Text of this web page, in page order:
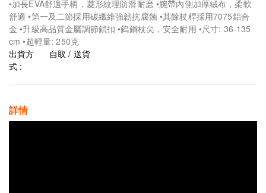
•加長EVA舒適手柄，菱形紋理防滑耐磨 •腕帶內側加厚絨布，柔軟
舒適 •第一及二節採用碳纖維強韌抗腐蝕 •其餘杖桿採用7075鋁合
金 •升級高品質金屬調節鎖扣 •鎢鋼杖尖，安全耐用 •尺寸: 36-135
cm •超輕量: 250克
出貨方
式 :
自取 / 送貨
詳情